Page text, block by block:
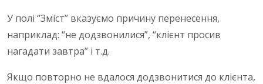
У полі “Зміст” вказуємо причину перенесення,
наприклад: “не додзвонилися”, “клієнт просив
нагадати завтра” і т.д.
Якщо повторно не вдалося додзвонитися до клієнта,